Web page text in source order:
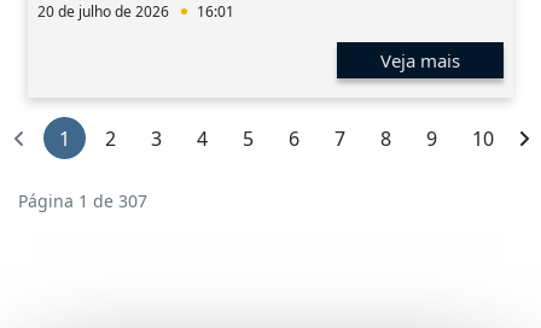
20 de julho de 2026 16:01
Veja mais
1 2 3 4 5 6 7 8 9 10
Página 1 de 307